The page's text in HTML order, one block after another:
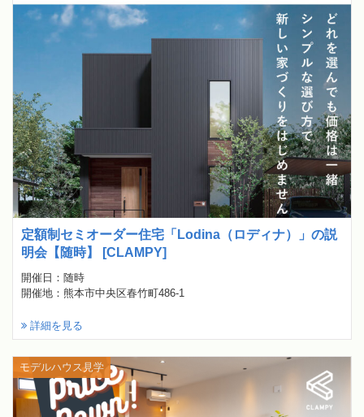
定額制セミオーダー住宅「Lodina（ロディナ）」の説
明会【随時】 [CLAMPY]
開催日：随時
開催地：熊本市中央区春竹町486-1
詳細を見る
モデルハウス見学